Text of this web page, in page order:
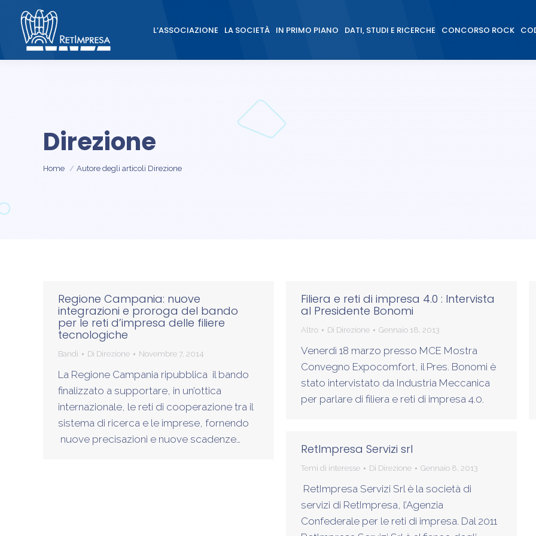
L’ASSOCIAZIONE LA SOCIETÀ IN PRIMO PIANO DATI, STUDI E RICERCHE CONCORSO ROCK
Direzione
Tu sei qui:
Home Autore degli articoli Direzione
Regione Campania: nuove
integrazioni e proroga del bando
per le reti d’impresa delle filiere
tecnologiche
Bandi Di Direzione Novembre 7, 2014
La Regione Campania ripubblica il bando
finalizzato a supportare, in un’ottica
internazionale, le reti di cooperazione tra il
sistema di ricerca e le imprese, fornendo
nuove precisazioni e nuove scadenze…
Filiera e reti di impresa 4.0 : Intervista
al Presidente Bonomi
Altro Di Direzione Gennaio 18, 2013
Venerdì 18 marzo presso MCE Mostra
Convegno Expocomfort, il Pres. Bonomi è
stato intervistato da Industria Meccanica
per parlare di filiera e reti di impresa 4.0.
RetImpresa Servizi srl
Temi di interesse Di Direzione Gennaio 8, 2013
RetImpresa Servizi Srl è la società di
servizi di RetImpresa, l’Agenzia
Confederale per le reti di impresa. Dal 2011
L’ASSOCIAZIONE LA SOCIETÀ IN PRIMO PIANO DATI, STUDI E RICERCHE CONCORSO ROCK